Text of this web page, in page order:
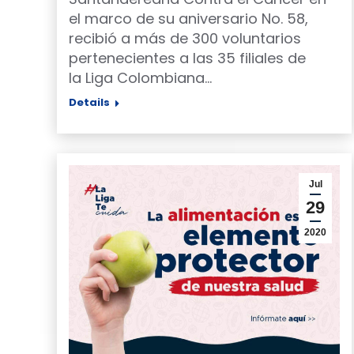
el marco de su aniversario No. 58,
recibió a más de 300 voluntarios
pertenecientes a las 35 filiales de
la Liga Colombiana…
Details
Jul
29
2020